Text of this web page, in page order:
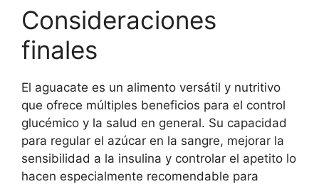
Consideraciones
finales
El aguacate es un alimento versátil y nutritivo
que ofrece múltiples beneficios para el control
glucémico y la salud en general. Su capacidad
para regular el azúcar en la sangre, mejorar la
sensibilidad a la insulina y controlar el apetito lo
hacen especialmente recomendable para